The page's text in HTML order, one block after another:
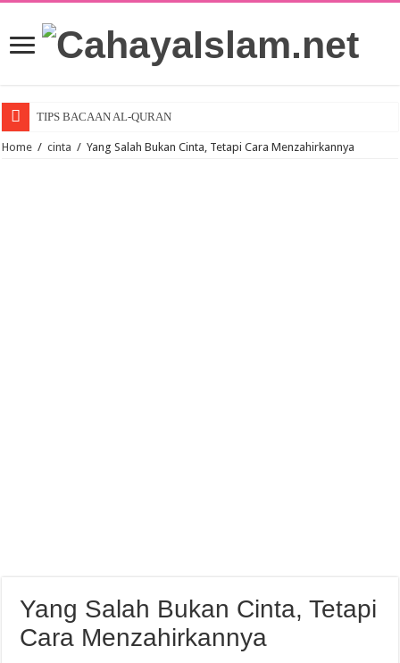
TIPS BACAAN AL-QURAN
Home / cinta / Yang Salah Bukan Cinta, Tetapi Cara Menzahirkannya
Yang Salah Bukan Cinta, Tetapi
Cara Menzahirkannya